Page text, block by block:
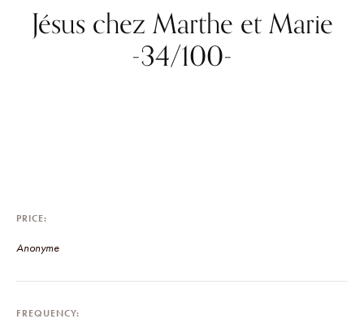
Jésus chez Marthe et Marie
-34/100-
PRICE
Anonyme
FREQUENCY